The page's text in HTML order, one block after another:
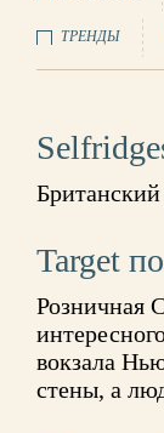
ТРЕНДЫ
Target
Розничная
вокзала
стены, а